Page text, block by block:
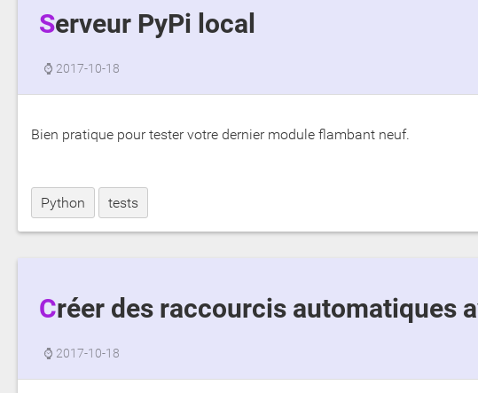
Serveur PyPi local
⌚ 2017-10-18
Bien pratique pour tester votre dernier module flambant neuf.
Python tests
Créer des raccourcis automatiques
⌚ 2017-10-18